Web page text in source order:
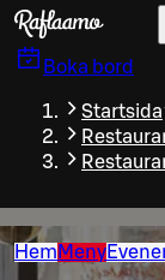
Gå till
Boka bord
Startsida
Hem Meny